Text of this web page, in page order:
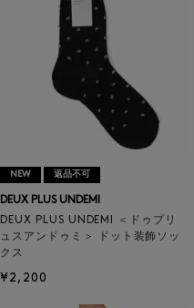
NEW 返品不可
DEUX PLUS UNDEMI
DEUX PLUS UNDEMI ＜ドゥプリ
ュスアンドゥミ＞ ドット装飾ソッ
クス
¥2,200